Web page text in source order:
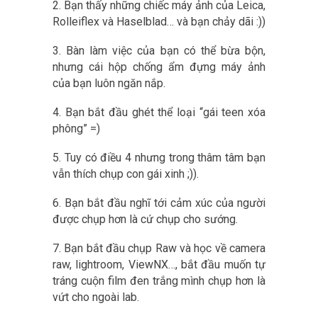
2. Bạn thấy những chiếc máy ảnh của Leica,
Rolleiflex và Haselblad… và bạn chảy dãi :))
3. Bàn làm việc của bạn có thể bừa bộn,
nhưng cái hộp chống ẩm đựng máy ảnh
của bạn luôn ngăn nắp.
4. Bạn bắt đầu ghét thể loại “gái teen xóa
phông” =)
5. Tuy có điều 4 nhưng trong thâm tâm bạn
vẫn thích chụp con gái xinh ;)).
6. Bạn bắt đầu nghĩ tới cảm xúc của người
được chụp hơn là cứ chụp cho sướng.
7. Bạn bắt đầu chụp Raw và học về camera
raw, lightroom, ViewNX…, bắt đầu muốn tự
tráng cuộn film đen trắng mình chụp hơn là
vứt cho ngoài lab.